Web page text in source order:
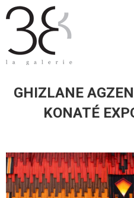
GHIZLANE
KONATÉ